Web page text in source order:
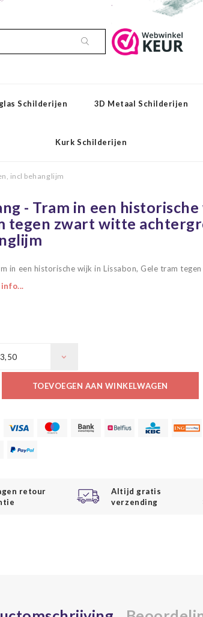
Schilderijen 3D Metaal Schilderijen
Kurk Schilderijen
incl behanglijm
- Tram in een
tegen zwart witte
in een historische wijk in Lissabon, Gele tram
TOEVOEGEN AAN WINKELWAGEN
retour
Altijd gratis
verzending